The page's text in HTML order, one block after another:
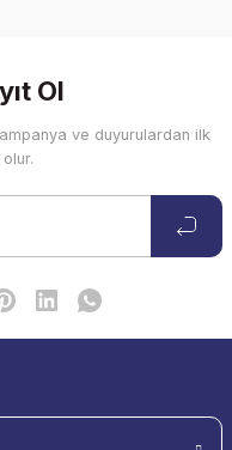
Ol
ve duyurulardan ilk